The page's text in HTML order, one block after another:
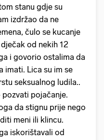
stanu gdje su
izdržao da ne
čulo se kucanje
od nekih 12
i govorio ostalima da
imati. Lica su im se
seksualnog ludila..
pojačanje.
da stignu prije nego
meni ili klincu.
iskorištavali od